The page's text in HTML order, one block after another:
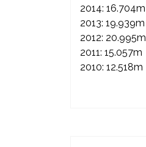
2014: 16.704m
2013: 19.939m
2012: 20.995m
2011: 15.057m
2010: 12.518m